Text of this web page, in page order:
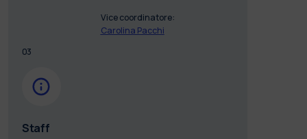
Vice coordinatore:
Carolina Pacchi
03
Staff